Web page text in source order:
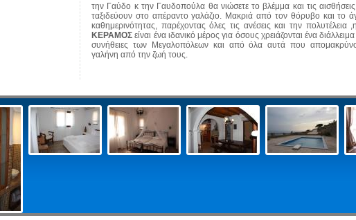
την Γαύδο κ την Γαυδοπούλα θα νιώσετε το βλέμμα και τις
ταξιδεύουν στο απέραντο γαλάζιο. Μακριά από τον θόρυβο και το
καθημερινότητας, παρέχοντας όλες τις ανέσεις και την πολυτέλεια ,η
ΚΕΡΑΜΟΣ είναι ένα ιδανικό μέρος για όσους χρειάζονται ένα
συνήθειες των Μεγαλοπόλεων και από όλα αυτά που
γαλήνη από την ζωή τους.